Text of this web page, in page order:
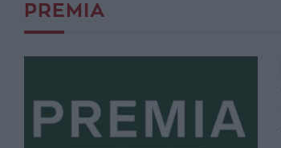
PREMIA